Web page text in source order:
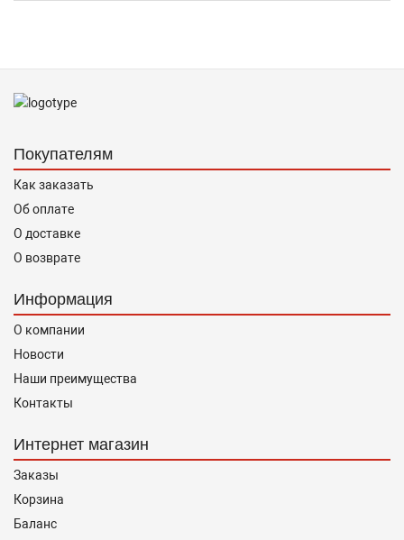
Покупателям
Как заказать
Об оплате
О доставке
О возврате
Информация
О компании
Новости
Наши преимущества
Контакты
Интернет магазин
Заказы
Корзина
Баланс